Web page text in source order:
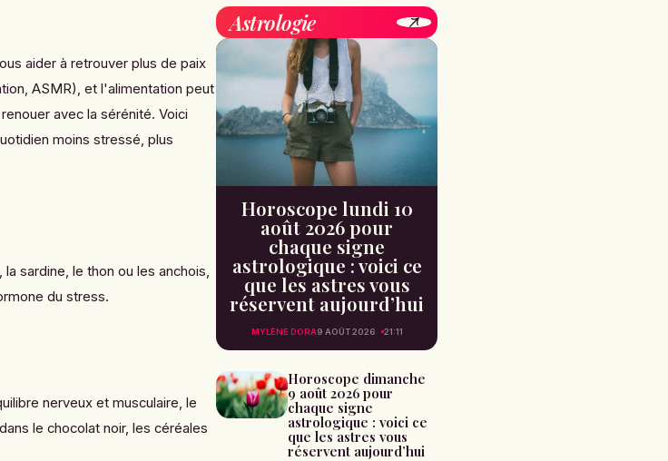
aider à retrouver plus de paix
ASMR), et l'alimentation peut
avec la sérénité. Voici
moins stressé, plus
sardine, le thon ou les anchois,
du stress.
nerveux et musculaire, le
le chocolat noir, les céréales
Astrologie
Horoscope lundi 10
août 2026 pour
chaque signe
astrologique : voici ce
que les astres vous
réservent aujourd’hui
MYLÈNE DORA9 AOÛT 2026 21:11
Horoscope dimanche
9 août 2026 pour
chaque signe
astrologique : voici ce
que les astres vous
réservent aujourd’hui